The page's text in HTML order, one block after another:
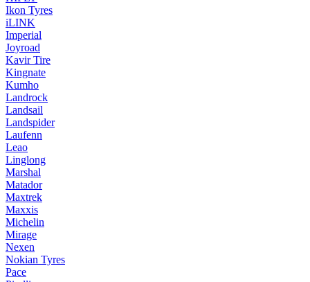
Ikon Tyres
iLINK
Imperial
Joyroad
Kavir Tire
Kingnate
Kumho
Landrock
Landsail
Landspider
Laufenn
Leao
Linglong
Marshal
Matador
Maxtrek
Maxxis
Michelin
Mirage
Nexen
Nokian Tyres
Pace